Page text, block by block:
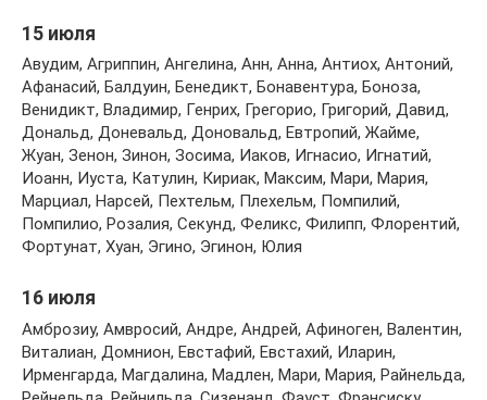
15 июля
Авудим, Агриппин, Ангелина, Анн, Анна, Антиох, Антоний,
Афанасий, Балдуин, Бенедикт, Бонавентура, Боноза,
Венидикт, Владимир, Генрих, Грегорио, Григорий, Давид,
Дональд, Доневальд, Доновальд, Евтропий, Жайме,
Жуан, Зенон, Зинон, Зосима, Иаков, Игнасио, Игнатий,
Иоанн, Иуста, Катулин, Кириак, Максим, Мари, Мария,
Марциал, Нарсей, Пехтельм, Плехельм, Помпилий,
Помпилио, Розалия, Секунд, Феликс, Филипп, Флорентий,
Фортунат, Хуан, Эгино, Эгинон, Юлия
16 июля
Амброзиу, Амвросий, Андре, Андрей, Афиноген, Валентин,
Виталиан, Домнион, Евстафий, Евстахий, Иларин,
Ирменгарда, Магдалина, Мадлен, Мари, Мария, Райнельда,